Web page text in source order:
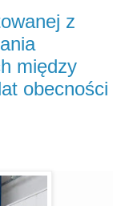
z
między
obecności